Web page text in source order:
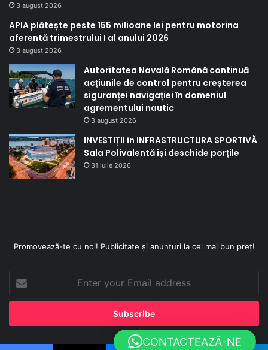
3 august 2026
APIA plătește peste 155 milioane lei pentru motorina
aferentă trimestrului I al anului 2026
3 august 2026
Autoritatea Navală Română continuă
acțiunile de control pentru creșterea
siguranței navigației în domeniul
agrementului nautic
3 august 2026
INVESTIȚII în INFRASTRUCTURA SPORTIVĂ
Sala Polivalentă își deschide porțile
31 iulie 2026
Promovează-te cu noi! Publicitate și anunțuri la cel mai bun preț!
Enter
your
Email
CONTACTEAZĂ-NE